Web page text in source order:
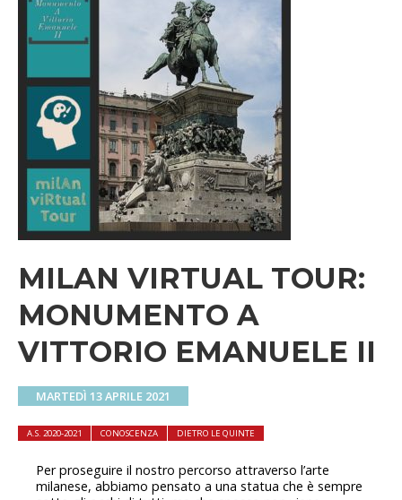
MILAN VIRTUAL TOUR:
MONUMENTO A
VITTORIO EMANUELE II
MARTEDÌ 13 APRILE 2021
A.S. 2020-2021 CONOSCENZA DIETRO LE QUINTE
Per proseguire il nostro percorso attraverso l’arte
milanese, abbiamo pensato a una statua che è sempre